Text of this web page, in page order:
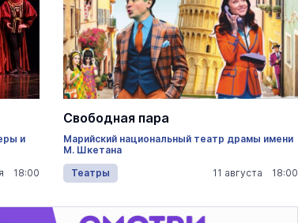
и
18:00
Свободная пара
Марийский национальный театр драмы имени
М. Шкетана
Театры
11 августа 18:00